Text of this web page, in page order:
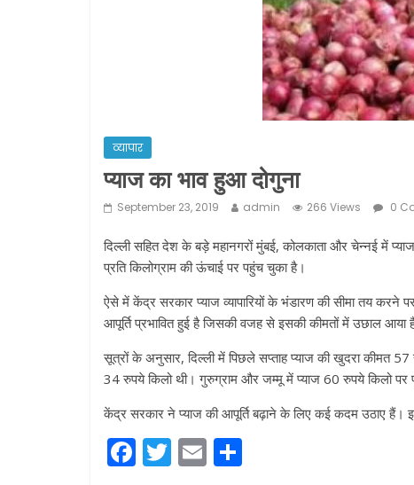
व्यापार
प्याज का भाव हुआ दोगुना
September 23, 2019 admin 266 Views 0
दिल्ली सहित देश के बड़े महानगरों मुंबई, कोलकाता और चेन्नई में
प्रति किलोग्राम की ऊंचाई पर पहुंच चुका है।
ऐसे में केंद्र सरकार प्याज व्यापारियों के भंडारण की सीमा तय करने
आपूर्ति प्रभावित हुई है जिसकी वजह से इसकी कीमतों में उछाल आया
सूत्रों के अनुसार, दिल्ली में पिछले सप्ताह प्याज की खुदरा कीमत
34 रुपये किलो थी। गुरुग्राम और जम्मू में प्याज 60 रुपये किलो पर
केंद्र सरकार ने प्याज की आपूर्ति बढ़ाने के लिए कई कदम उठाए हैं।
F T E